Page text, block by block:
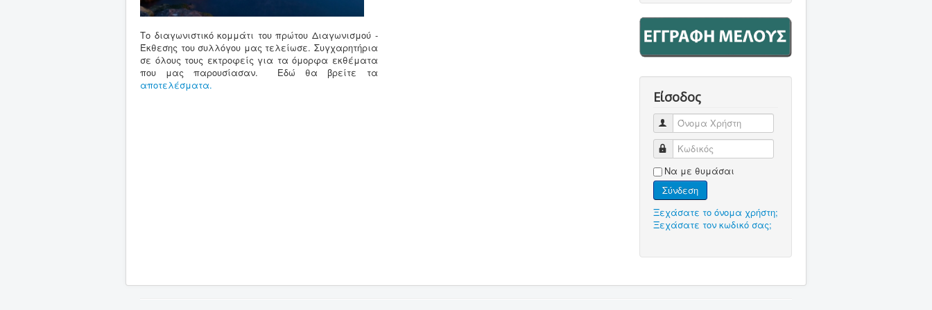
Το διαγωνιστικό κομμάτι του πρώτου Διαγωνισμού -
Έκθεσης του συλλόγου μας τελείωσε. Συγχαρητήρια
σε όλους τους εκτροφείς για τα όμορφα εκθέματα
που μας παρουσίασαν. Εδώ θα βρείτε τα
αποτελέσματα.
Είσοδος
Όνομα Χρήστη
Κωδικός
Να με θυμάσαι
Σύνδεση
Ξεχάσατε το όνομα χρήστη;
Ξεχάσατε τον κωδικό σας;